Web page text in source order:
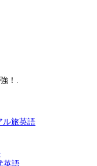
！.
ル旅英語
英語